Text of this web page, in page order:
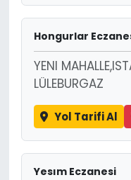
Hongurlar
YENI
LÜLEBURGAZ
Yol Tarifi Al
Yesım Eczanesi